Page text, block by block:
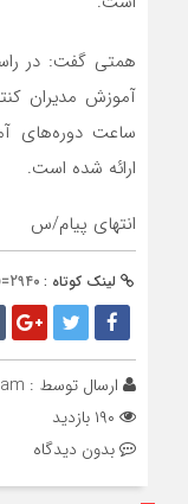
همتی گفت: در
ساعت دوره‌های
ارائه شده است.
انتهای پیام/س
لینک کوتاه :
ارسال توسط :
بدون دیدگاه